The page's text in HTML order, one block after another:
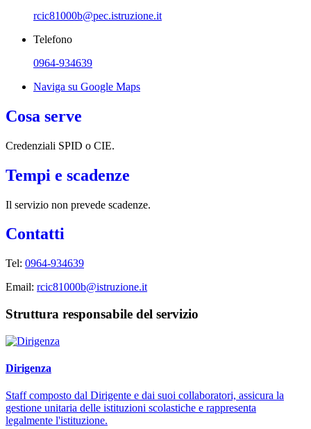
rcic81000b@pec.istruzione.it
Telefono
0964-934639
Naviga su Google Maps
Cosa serve
Credenziali SPID o CIE.
Tempi e scadenze
Il servizio non prevede scadenze.
Contatti
Tel: 0964-934639
Email: rcic81000b@istruzione.it
Struttura responsabile del servizio
Dirigenza
Staff composto dal Dirigente e dai suoi collaboratori, assicura la
gestione unitaria delle istituzioni scolastiche e rappresenta
legalmente l'istituzione.